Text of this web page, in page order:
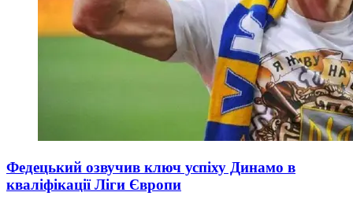
Федецький озвучив ключ успіху Динамо в
кваліфікації Ліги Європи